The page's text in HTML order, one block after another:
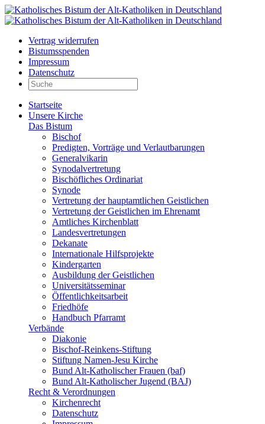
Vertrag widerrufen
Bistumsspenden
Impressum
Datenschutz
Startseite
Unsere Kirche
Das Bistum
Bischof
Predigten, Vorträge und Verlautbarungen
Generalvikarin
Synodalvertretung
Bischöfliches Ordinariat
Synode
Vertretung der hauptamtlichen Geistlichen
Vertretung der Geistlichen im Ehrenamt
Amtliches Kirchenblatt
Landesvertretungen
Dekanate
Internationale Hilfsprojekte
Kindergarten
Ausbildung der Geistlichen
Universitätsseminar
Öffentlichkeitsarbeit
Friedhöfe
Handbuch Pfarramt
Verbände
Diakonie
Bischof-Reinkens-Stiftung
Stiftung Namen-Jesu Kirche
Bund Alt-Katholischer Frauen (baf)
Bund Alt-Katholischer Jugend (BAJ)
Recht & Verordnungen
Kirchenrecht
Datenschutz